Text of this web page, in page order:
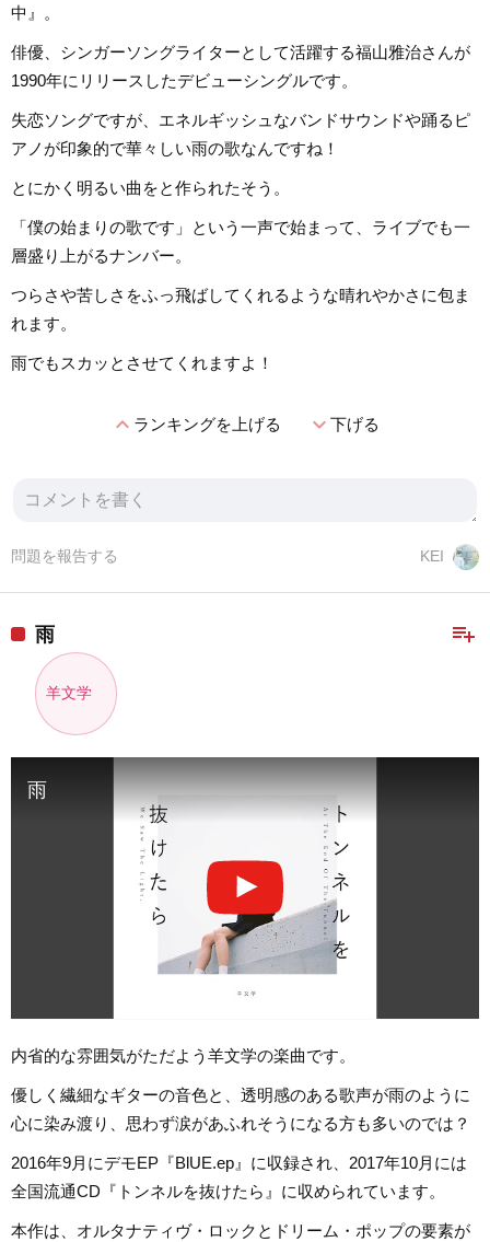
中』。
俳優、シンガーソングライターとして活躍する福山雅治さんが
1990年にリリースしたデビューシングルです。
失恋ソングですが、エネルギッシュなバンドサウンドや踊るピ
アノが印象的で華々しい雨の歌なんですね！
とにかく明るい曲をと作られたそう。
「僕の始まりの歌です」という一声で始まって、ライブでも一
層盛り上がるナンバー。
つらさや苦しさをふっ飛ばしてくれるような晴れやかさに包ま
れます。
雨でもスカッとさせてくれますよ！
expand_lessランキングを上げる expand_more下げる
KEI
問題を報告する
playlist_add
雨
羊文学
雨
内省的な雰囲気がただよう羊文学の楽曲です。
優しく繊細なギターの音色と、透明感のある歌声が雨のように
心に染み渡り、思わず涙があふれそうになる方も多いのでは？
2016年9月にデモEP『BlUE.ep』に収録され、2017年10月には
全国流通CD『トンネルを抜けたら』に収められています。
本作は、オルタナティヴ・ロックとドリーム・ポップの要素が